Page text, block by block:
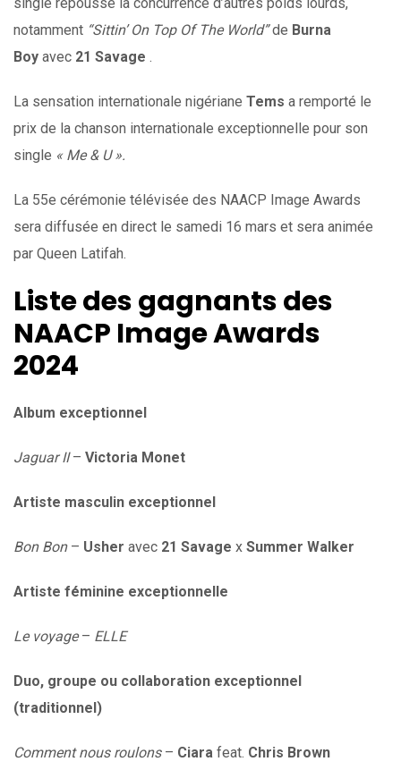
notamment “Sittin’ On Top Of The World”de Burna
Boy avec 21 Savage
La sensation internationale nigériane Tems a remporté le
prix de la chanson internationale exceptionnelle pour son
single « Me & U ».
La 55e cérémonie télévisée des NAACP Image Awards
sera diffusée en direct le samedi 16 mars et sera animée
par Queen Latifah.
Liste des gagnants des
NAACP Image Awards
2024
Album exceptionnel
Jaguar II– Victoria Monet
Artiste masculin exceptionnel
Bon Bon– Usher avec 21 Savage x Summer Walker
Artiste féminine exceptionnelle
Le voyage– ELLE
Duo, groupe ou collaboration exceptionnel
(traditionnel)
Comment nous roulons– Ciara feat. Chris Brown